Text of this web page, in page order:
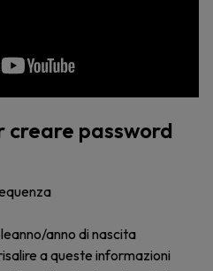
creare password
anno di nascita
a queste informazioni